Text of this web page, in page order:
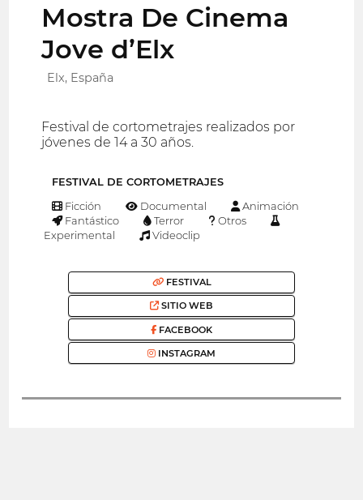
Mostra De Cinema
Jove d’Elx
Elx, España
Festival de cortometrajes realizados por
jóvenes de 14 a 30 años.
FESTIVAL DE CORTOMETRAJES
Ficción Documental
Animación
Fantástico
Terror
Otros
Experimental
Videoclip
FESTIVAL
SITIO WEB
FACEBOOK
INSTAGRAM